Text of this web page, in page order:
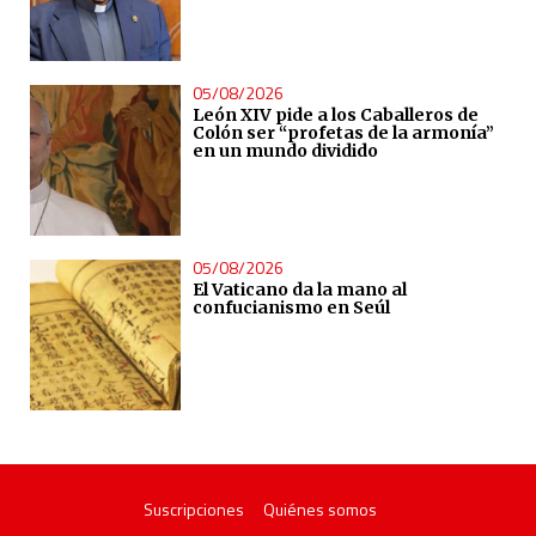
05/08/2026
León XIV pide a los Caballeros de
Colón ser “profetas de la armonía”
en un mundo dividido
05/08/2026
El Vaticano da la mano al
confucianismo en Seúl
Suscripciones Quiénes somos